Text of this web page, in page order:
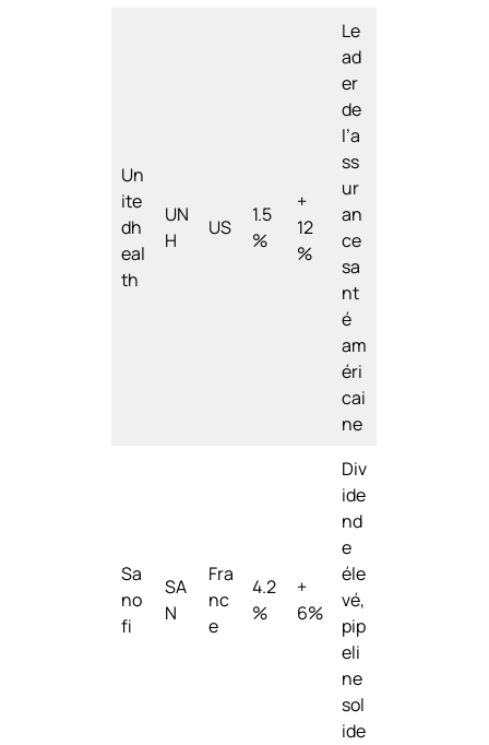
Un
ite
dh
eal
th
UN
H
US
1.5
%
+
12
%
Le
ad
er
de
l’a
ss
ur
an
ce
sa
nt
é
am
éri
cai
ne
Sa
no
fi
SA
N
Fra
nc
e
4.2
%
+
6%
Div
ide
nd
e
éle
vé,
pip
eli
ne
sol
ide